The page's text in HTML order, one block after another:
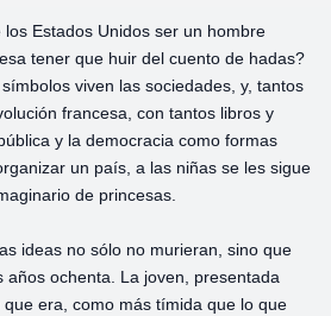
Estados Unidos ser un hombre
tener que huir del cuento de hadas?
viven las sociedades, y, tantos
francesa, con tantos libros y
y la democracia como formas
un país, a las niñas se les sigue
de princesas.
ideas no sólo no murieran, sino que
años ochenta. La joven, presentada
era, como más tímida que lo que